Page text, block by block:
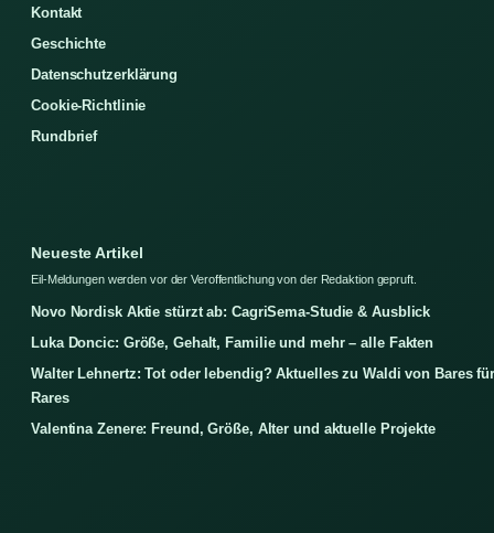
Kontakt
Geschichte
Datenschutzerklärung
Cookie-Richtlinie
Rundbrief
Neueste Artikel
Eil-Meldungen werden vor der Veroffentlichung von der Redaktion gepruft.
Novo Nordisk Aktie stürzt ab: CagriSema-Studie & Ausblick
Luka Doncic: Größe, Gehalt, Familie und mehr – alle Fakten
Walter Lehnertz: Tot oder lebendig? Aktuelles zu Waldi von Bares
Rares
Valentina Zenere: Freund, Größe, Alter und aktuelle Projekte